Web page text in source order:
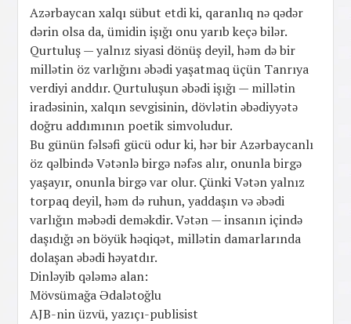
Azərbaycan xalqı sübut etdi ki, qaranlıq nə qədər
dərin olsa da, ümidin işığı onu yarıb keçə bilər.
Qurtuluş — yalnız siyasi dönüş deyil, həm də bir
millətin öz varlığını əbədi yaşatmaq üçün Tanrıya
verdiyi anddır. Qurtuluşun əbədi işığı — millətin
iradəsinin, xalqın sevgisinin, dövlətin əbədiyyətə
doğru addımının poetik simvoludur.
Bu günün fəlsəfi gücü odur ki, hər bir Azərbaycanlı
öz qəlbində Vətənlə birgə nəfəs alır, onunla birgə
yaşayır, onunla birgə var olur. Çünki Vətən yalnız
torpaq deyil, həm də ruhun, yaddaşın və əbədi
varlığın məbədi deməkdir. Vətən — insanın içində
daşıdığı ən böyük həqiqət, millətin damarlarında
dolaşan əbədi həyatdır.
Dinləyib qələmə alan:
Mövsümağa Ədalətoğlu
AJB-nin üzvü, yazıçı-publisist